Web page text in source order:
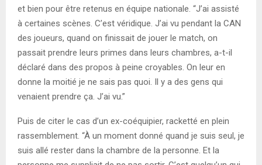
et bien pour être retenus en équipe nationale. “J’ai assisté
à certaines scènes. C’est véridique. J’ai vu pendant la CAN
des joueurs, quand on finissait de jouer le match, on
passait prendre leurs primes dans leurs chambres, a-t-il
déclaré dans des propos à peine croyables. On leur en
donne la moitié je ne sais pas quoi. Il y a des gens qui
venaient prendre ça. J’ai vu.”
Puis de citer le cas d’un ex-coéquipier, racketté en plein
rassemblement. “À un moment donné quand je suis seul, je
suis allé rester dans la chambre de la personne. Et la